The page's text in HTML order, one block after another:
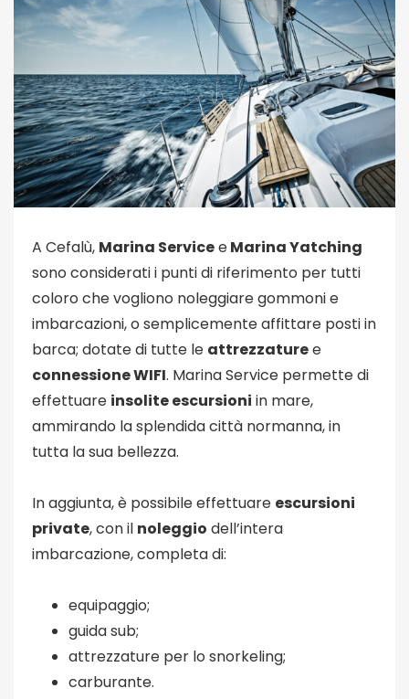
A Cefalù, Marina ServiceeMarina Yatching
sono considerati i punti di riferimento per tutti
coloro che vogliono noleggiare gommoni e
imbarcazioni, o semplicemente affittare posti in
barca; dotate di tutte le attrezzaturee
connessione WIFI. Marina Service permette di
effettuare insolite escursioni in mare,
ammirando la splendida città normanna, in
tutta la sua bellezza.
In aggiunta, è possibile effettuare escursioni
private, con il noleggio dell’intera
imbarcazione, completa di:
equipaggio;
guida sub;
attrezzature per lo snorkeling;
carburante.